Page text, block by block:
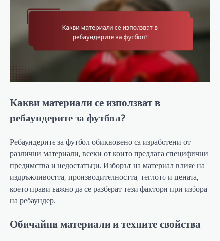
Какви материали се използват в
ребаундерите за футбол?
Ребаундерите за футбол обикновено са изработени от
различни материали, всеки от които предлага специфични
предимства и недостатъци. Изборът на материал влияе на
издръжливостта, производителността, теглото и цената,
което прави важно да се разберат тези фактори при избора
на ребаундер.
Обичайни материали и техните свойства